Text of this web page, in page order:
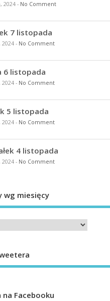
2024- No Comment
7 listopada
2024- No Comment
6 listopada
2024- No Comment
5 listopada
2024- No Comment
4 listopada
2024- No Comment
wg miesięcy
Facebooku